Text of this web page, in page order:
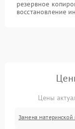
резервное
восстановление
Цены
Замена материнской